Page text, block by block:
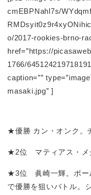
cmEBPNahl7s/
o/2017-rookies-brno-
href=”https://
1766/
caption=””
masaki.jpg” ]
★優勝 カン・オンク。
★2位 マティアス・メ
★3位 眞崎一輝。ポー
で優勝を狙いバトル。